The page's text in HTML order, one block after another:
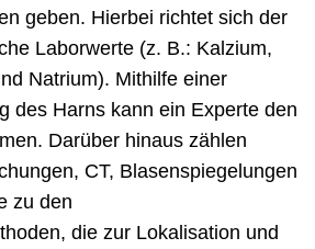
geben. Hierbei richtet sich der
Laborwerte (z. B.: Kalzium,
Natrium). Mithilfe einer
des Harns kann ein Experte den
Darüber hinaus zählen
CT, Blasenspiegelungen
zu den
die zur Lokalisation und